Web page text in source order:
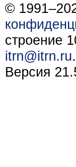
©
строение
itrn@itrn.ru.
Версия